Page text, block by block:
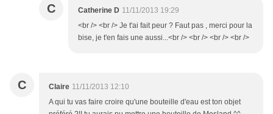
C Catherine D 11/11/2013 19:29
<br /> <br /> Je t'ai fait peur ? Faut pas , merci pour la
bise, je t'en fais une aussi...<br /> <br /> <br /> <br />
C Claire 11/11/2013 12:10
A qui tu vas faire croire qu'une bouteille d'eau est ton objet